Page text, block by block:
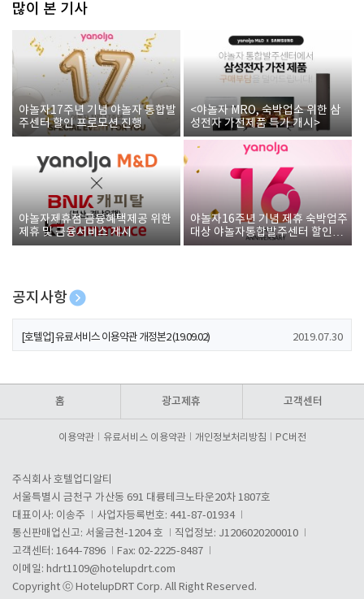
많이 본 기사
야놀자17주년 기념 야놀자 통합발
주센터 할인 프로모션 진행
<야놀자 MRO, 숙박업소 위한 삼
성전자 가전제품 특가 개시>
야놀자제휴점 금융혜택제공 위한
제휴 및 금융서비스 게시
야놀자16주년 기념 제휴 숙박업주
대상 야놀자통합발주센터 할인쿠
폰 증정
공지사항
[호텔업] 개인정보 처리방침 개정본1 (19.09.02)
[호텔업] 유료서비스 이용약관 개정본2 (19.09.02) 2019.07.30
홈 광고제휴 고객센터
이용약관 유료서비스 이용약관 개인정보처리방침 PC버전
주식회사 호텔업디알티
서울특별시 금천구 가산동 691 대륭테크노타운20차 1807호
대표이사: 이송주
사업자등록번호: 441-87-01934
통신판매업신고: 서울금천-1204 호
직업정보: J1206020200010
고객센터: 1644-7896
Fax: 02-2225-8487
이메일: hdrt1109@hotelupdrt.com
Copyright ⓒ HotelupDRT Corp. All Right Reserved.